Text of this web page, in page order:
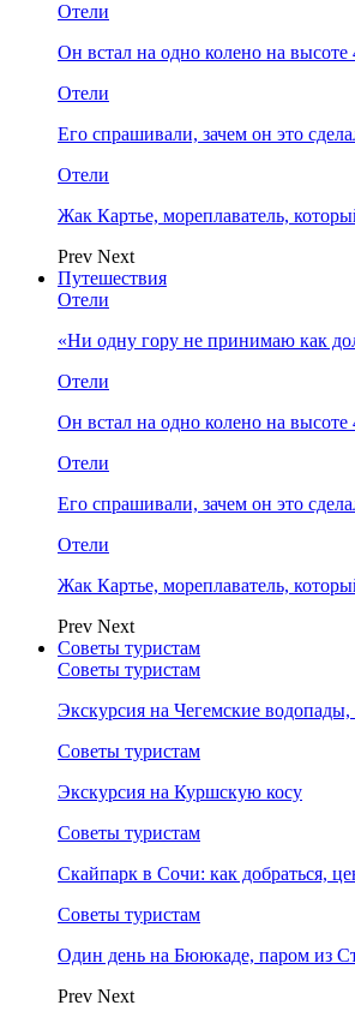
Отели
Он встал на одно колено на
Отели
Его спрашивали, зачем он это
Отели
Жак Картье, мореплаватель,
Prev Next
Путешествия
Отели
«Ни одну гору не принимаю как
Отели
Он встал на одно колено на
Отели
Его спрашивали, зачем он это
Отели
Жак Картье, мореплаватель,
Prev Next
Советы туристам
Советы туристам
Экскурсия на Чегемские
Советы туристам
Экскурсия на Куршскую косу
Советы туристам
Скайпарк в Сочи: как добраться,
Советы туристам
Один день на Бююкаде, паром из
Prev Next